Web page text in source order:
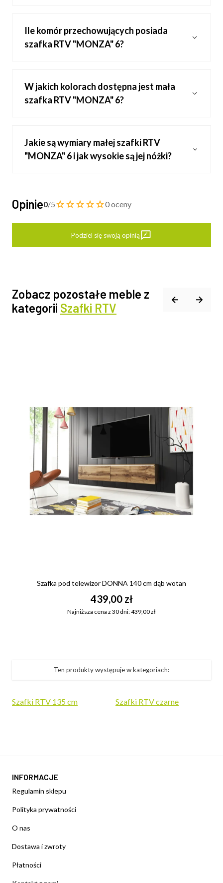
Ile komór przechowujących posiada
szafka RTV "MONZA" 6?
W jakich kolorach dostępna jest mała
szafka RTV "MONZA" 6?
Jakie są wymiary małej szafki RTV
"MONZA" 6 i jak wysokie są jej nóżki?
Opinie0/5 0 oceny
Podziel się swoją opinią
Zobacz pozostałe meble z
kategorii Szafki RTV
Szafka pod telewizor DONNA 140 cm dąb wotan
439,00 zł
Najniższa cena z 30 dni: 439,00 zł
Ten produkty występuje w kategoriach:
Szafki RTV 135 cm Szafki RTV czarne
INFORMACJE
Regulamin sklepu
Polityka prywatności
O nas
Dostawa i zwroty
Płatności